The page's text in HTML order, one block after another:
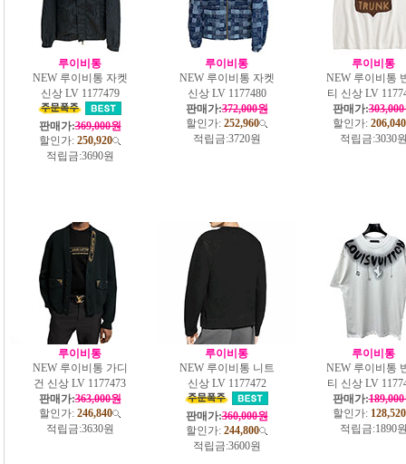
루이비통
NEW 루이비통 자켓
신상 LV 1177479
판매가:369,000원
할인가: 250,920
적립금:3690원
루이비통
NEW 루이비통 자켓
신상 LV 1177480
판매가:372,000원
할인가: 252,960
적립금:3720원
루이비통
NEW 루이비통
티 신상 LV
판매가:
할인가: 206,040
적립금:3030
루이비통
NEW 루이비통 가디
건 신상 LV 1177473
판매가:363,000원
할인가: 246,840
적립금:3630원
루이비통
NEW 루이비통 니트
신상 LV 1177472
판매가:360,000원
할인가: 244,800
적립금:3600원
루이비통
NEW 루이비통
티 신상 LV
판매가:
할인가: 128,520
적립금:1890